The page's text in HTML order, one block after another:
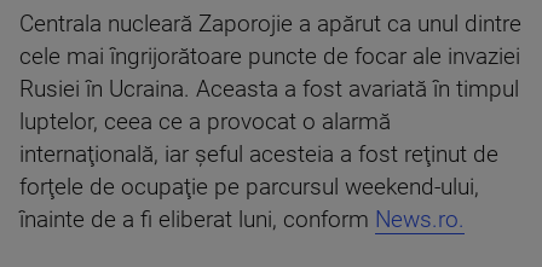
Centrala nucleară Zaporojie a apărut ca unul dintre
cele mai îngrijorătoare puncte de focar ale invaziei
Rusiei în Ucraina. Aceasta a fost avariată în timpul
luptelor, ceea ce a provocat o alarmă
internaţională, iar şeful acesteia a fost reţinut de
forţele de ocupaţie pe parcursul weekend-ului,
înainte de a fi eliberat luni, conform News.ro.